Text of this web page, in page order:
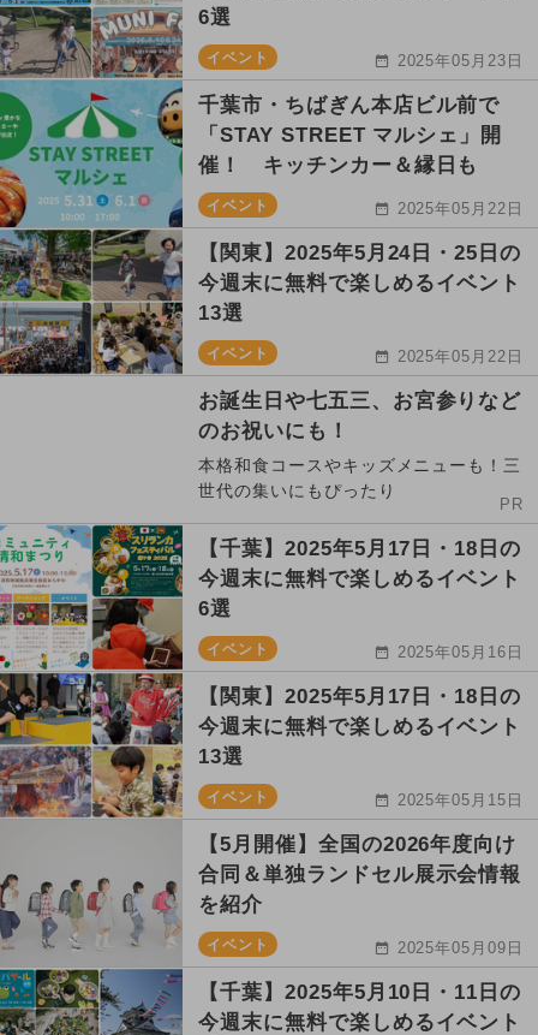
6選
イベント 2025年05月23日
千葉市・ちばぎん本店ビル前で
「STAY STREET マルシェ」開
催！ キッチンカー＆縁日も
イベント 2025年05月22日
【関東】2025年5月24日・25日の
今週末に無料で楽しめるイベント
13選
イベント 2025年05月22日
お誕生日や七五三、お宮参りなど
のお祝いにも！
本格和食コースやキッズメニューも！三
世代の集いにもぴったり
PR
【千葉】2025年5月17日・18日の
今週末に無料で楽しめるイベント
6選
イベント 2025年05月16日
【関東】2025年5月17日・18日の
今週末に無料で楽しめるイベント
13選
イベント 2025年05月15日
【5月開催】全国の2026年度向け
合同＆単独ランドセル展示会情報
を紹介
イベント 2025年05月09日
【千葉】2025年5月10日・11日の
今週末に無料で楽しめるイベント